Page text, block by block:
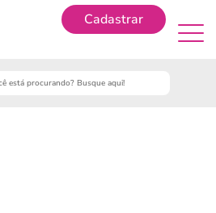
Cadastrar